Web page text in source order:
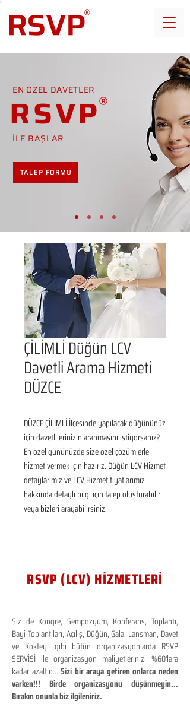
EN ÖZEL DAVETLER
RSVP
İLE BAŞLAR
TALEP FORMU
ÇİLİMLİ Düğün LCV
Davetli Arama Hizmeti
DÜZCE
DÜZCE ÇİLİMLİ İlçesinde yapılacak düğününüz
için davetlilerinizin aranmasını istiyorsanız?
En özel gününüzde size özel çözümlerle
hizmet vermek için hazırız. Düğün LCV Hizmet
detaylarımız ve LCV Hizmet fiyatlarımız
hakkında detaylı bilgi için talep oluşturabilir
veya bizleri arayabilirsiniz.
RSVP (LCV) HİZMETLERİ
Siz de Kongre, Sempozyum, Konferans, Toplantı,
Bayi Toplantıları, Açılış, Düğün, Gala, Lansman, Davet
ve Kokteyl gibi bütün organizasyonlarda RSVP
SERVİSİ ile organizasyon maliyetlerinizi %60'lara
kadar azaltın...Sizi bir araya getiren onlarca neden
varken!!! Birde organizasyonu düşünmeyin...
Bırakın onunla biz ilgileniriz.